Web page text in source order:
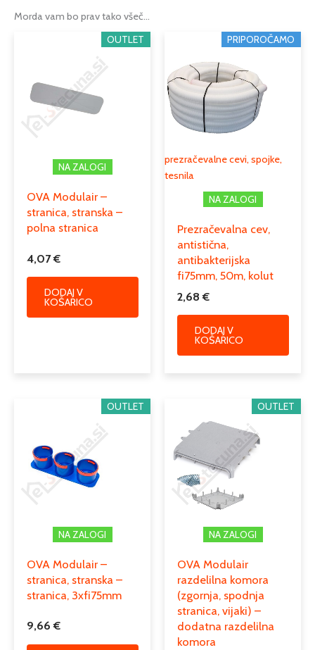
Morda vam bo prav tako všeč…
OUTLET
NA ZALOGI
OVA Modulair –
stranica, stranska –
polna stranica
4,07€
DODAJ V
KOŠARICO
PRIPOROČAMO
prezračevalne cevi, spojke,
tesnila
NA ZALOGI
Prezračevalna cev,
antistična,
antibakterijska
fi75mm, 50m, kolut
2,68€
DODAJ V
KOŠARICO
OUTLET
NA ZALOGI
OVA Modulair –
stranica, stranska –
stranica, 3xfi75mm
9,66€
OUTLET
NA ZALOGI
OVA Modulair
razdelilna komora
(zgornja, spodnja
stranica, vijaki) –
dodatna razdelilna
komora